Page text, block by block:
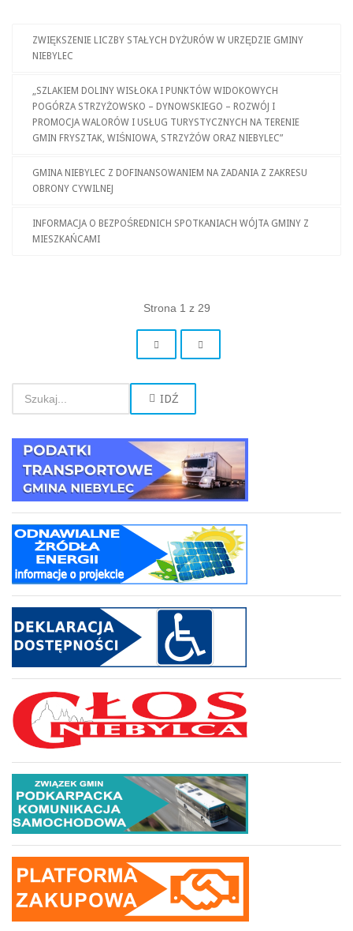
ZWIĘKSZENIE LICZBY STAŁYCH DYŻURÓW W URZĘDZIE GMINY
NIEBYLEC
„SZLAKIEM DOLINY WISŁOKA I PUNKTÓW WIDOKOWYCH
POGÓRZA STRZYŻOWSKO – DYNOWSKIEGO – ROZWÓJ I
PROMOCJA WALORÓW I USŁUG TURYSTYCZNYCH NA TERENIE
GMIN FRYSZTAK, WIŚNIOWA, STRZYŻÓW ORAZ NIEBYLEC”
GMINA NIEBYLEC Z DOFINANSOWANIEM NA ZADANIA Z ZAKRESU
OBRONY CYWILNEJ
INFORMACJA O BEZPOŚREDNICH SPOTKANIACH WÓJTA GMINY Z
MIESZKAŃCAMI
Strona 1 z 29
IDŹ